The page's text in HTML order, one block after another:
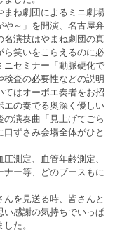
ね劇団によるミニ劇場
や～」を開演、名古屋弁
名演技はやまね劇団の真
ら笑いをこらえるのに必
ニセミナー「動脈硬化で
査の必要性などの説明
てはオーボエ奏者をお招
エの奏でる奥深く優しい
演奏曲「見上げてごら
ずさみ会場全体がひと
測定、血管年齢測定、
ー等、どのブースもに
んを見送る時、皆さんと
い感謝の気持ちでいっぱ
た。